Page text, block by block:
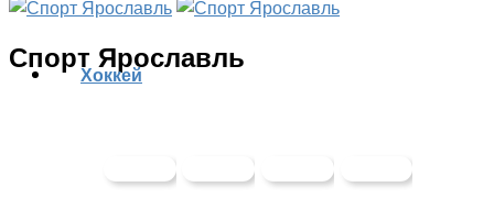
Спорт Ярославль
Хоккей